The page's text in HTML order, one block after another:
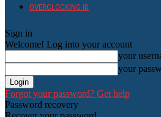
OVERCLOCKING ID
Sign in
Welcome! Log into your account
your
your
Forgot your password? Get help
Password recovery